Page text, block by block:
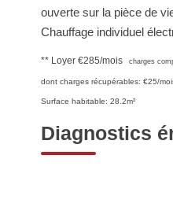
ouverte sur la pièce de
Chauffage individuel
** Loyer €285/mois charges
dont charges récupérables: €25/
Surface habitable: 28.2m²
Diagnostics